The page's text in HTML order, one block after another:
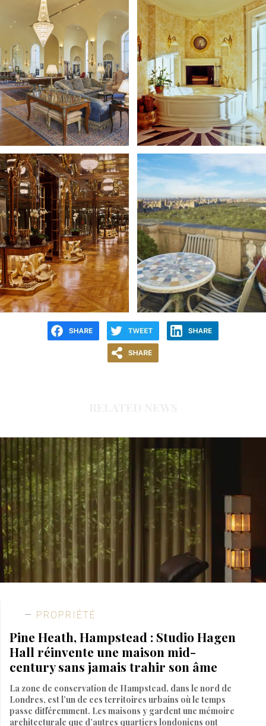
PROPRIÉTÉ
Pine Heath, Hampstead : Studio Hagen
Hall réinvente une maison mid-
century sans jamais trahir son âme
La zone de conservation de Hampstead, dans le nord de
Londres, est l’un de ces territoires urbains où le temps
passe différemment. Les maisons y gardent une mémoire
architecturale que d’autres quartiers londoniens ont